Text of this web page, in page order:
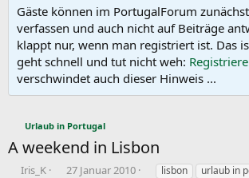
Gäste können im PortugalForum
verfassen und auch nicht auf Beiträge
klappt nur, wenn man registriert ist. Das
geht schnell und tut nicht weh:
verschwindet auch dieser Hinweis ...
Urlaub in Portugal
A weekend in Lisbon
E
Iris_K
E
27 Januar 2010
Slisbon urlaub in